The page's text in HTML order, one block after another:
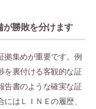
が勝敗を分けます
拠集めが重要です。例
を裏付ける客観的な証
告書のような確実な証
はＬＩＮＥの履歴、